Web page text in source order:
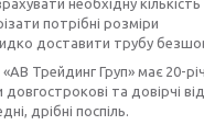
необхідну
потрібні розміри
доставити трубу
«АВ Трейдинг Груп» має 20-
та довірчі
дрібні поспіль.